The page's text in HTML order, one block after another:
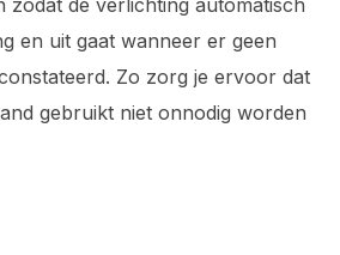
zodat de verlichting automatisch
en uit gaat wanneer er geen
Zo zorg je ervoor dat
gebruikt niet onnodig worden